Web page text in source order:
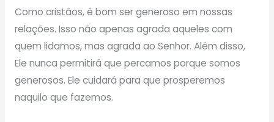
Como cristãos, é bom ser generoso em nossas
relações. Isso não apenas agrada aqueles com
quem lidamos, mas agrada ao Senhor. Além disso,
Ele nunca permitirá que percamos porque somos
generosos. Ele cuidará para que prosperemos
naquilo que fazemos.